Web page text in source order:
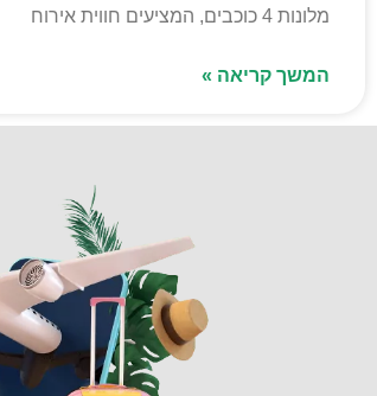
מלונות 4 כוכבים, המציעים חווית אירוח
המשך קריאה »